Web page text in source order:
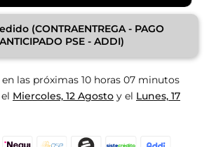
(CONTRAENTREGA - PAGO
ANTICIPADO PSE - ADDI)
las próximas 10 horas 07 minutos
Miercoles, 12 Agosto y el Lunes, 17